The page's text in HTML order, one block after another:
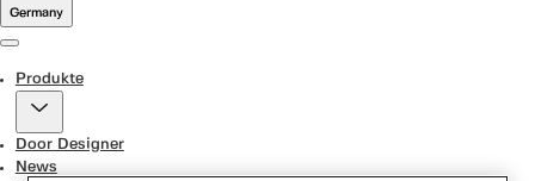
Germany
Produkte
Door Designer
News